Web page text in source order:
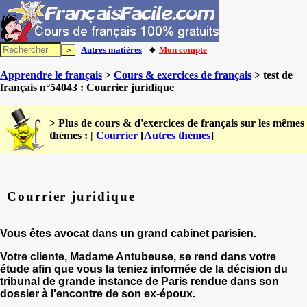
Autres matières | 🔸 Mon compte
Apprendre le français > Cours & exercices de français > test de
français n°54043 : Courrier juridique
> Plus de cours & d'exercices de français sur les mêmes
thèmes : | Courrier [Autres thèmes]
Courrier juridique
Vous êtes avocat dans un grand cabinet parisien.
Votre cliente, Madame Antubeuse, se rend dans votre
étude afin que vous la teniez informée de la décision du
tribunal de grande instance de Paris rendue dans son
dossier à l'encontre de son ex-époux.